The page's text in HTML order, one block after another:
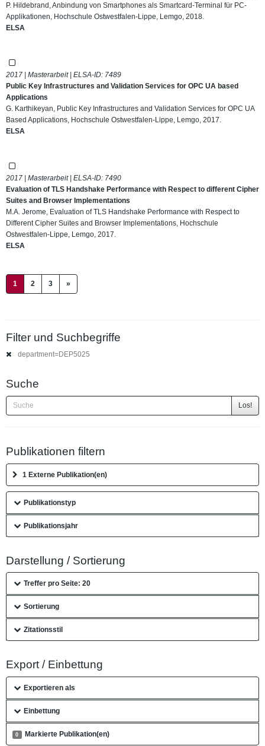
P. Hildebrand, Anbindung von Smartphones als Smartcard-Terminal für PC-
Applikationen, Hochschule Ostwestfalen-Lippe, Lemgo, 2018.
ELSA
2017 | Masterarbeit | ELSA-ID: 7489
Public Key Infrastructures and Validation Services for OPC UA based
Applications
G. Karthikeyan, Public Key Infrastructures and Validation Services for OPC UA
Based Applications, Hochschule Ostwestfalen-Lippe, Lemgo, 2017.
ELSA
2017 | Masterarbeit | ELSA-ID: 7490
Evaluation of TLS Handshake Performance with Respect to different Cipher
Suites and Browser Implementations
M.A. Jerome, Evaluation of TLS Handshake Performance with Respect to
Different Cipher Suites and Browser Implementations, Hochschule
Ostwestfalen-Lippe, Lemgo, 2017.
ELSA
1 (current)
2 3 »
Filter und Suchbegriffe
department=DEP5025
Suche
Los!
Publikationen filtern
1 Externe Publikation(en)
Publikationstyp
Publikationsjahr
Darstellung / Sortierung
Treffer pro Seite: 20
Sortierung
Zitationsstil
Export / Einbettung
Exportieren als
Einbettung
0 Markierte Publikation(en)